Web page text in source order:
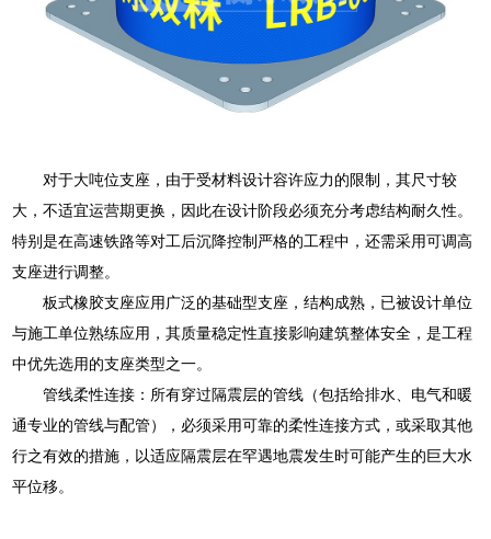
对于大吨位支座，由于受材料设计容许应力的限制，其尺寸较
大，不适宜运营期更换，因此在设计阶段必须充分考虑结构耐久性。
特别是在高速铁路等对工后沉降控制严格的工程中，还需采用可调高
支座进行调整。
板式橡胶支座应用广泛的基础型支座，结构成熟，已被设计单位
与施工单位熟练应用，其质量稳定性直接影响建筑整体安全，是工程
中优先选用的支座类型之一。
管线柔性连接：所有穿过隔震层的管线（包括给排水、电气和暖
通专业的管线与配管），必须采用可靠的柔性连接方式，或采取其他
行之有效的措施，以适应隔震层在罕遇地震发生时可能产生的巨大水
平位移。